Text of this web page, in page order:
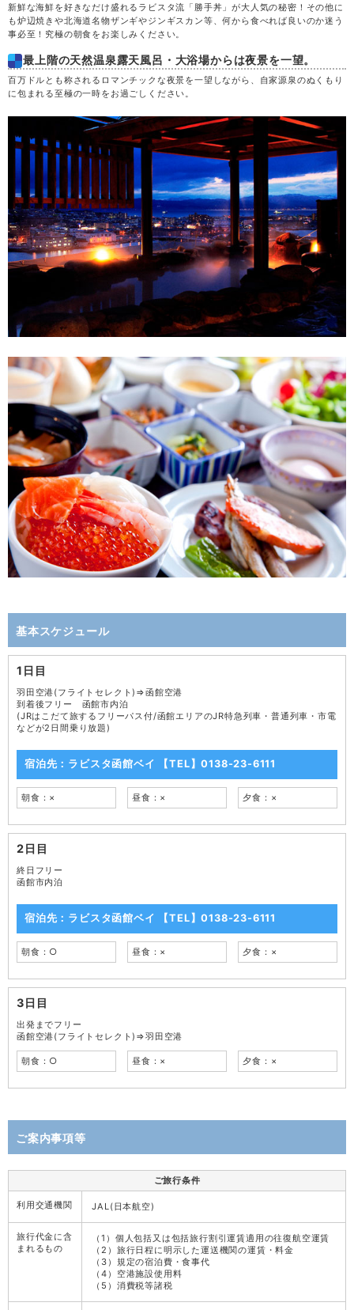
新鮮な海鮮を好きなだけ盛れるラビスタ流「勝手丼」が大人気の秘密！その他に
も炉辺焼きや北海道名物ザンギやジンギスカン等、何から食べれば良いのか迷う
事必至！究極の朝食をお楽しみください。
最上階の天然温泉露天風呂・大浴場からは夜景を一望。
百万ドルとも称されるロマンチックな夜景を一望しながら、自家源泉のぬくもり
に包まれる至極の一時をお過ごしください。
基本スケジュール
1日目
羽田空港(フライトセレクト)⇒函館空港
到着後フリー 函館市内泊
(JRはこだて旅するフリーパス付/函館エリアのJR特急列車・普通列車・市電
などが2日間乗り放題)
宿泊先：ラビスタ函館ベイ 【TEL】0138-23-6111
朝食：× 昼食：× 夕食：×
2日目
終日フリー
函館市内泊
宿泊先：ラビスタ函館ベイ 【TEL】0138-23-6111
朝食：○ 昼食：× 夕食：×
3日目
出発までフリー
函館空港(フライトセレクト)⇒羽田空港
朝食：○ 昼食：× 夕食：×
ご案内事項等
ご旅行条件
利用交通機関 JAL(日本航空)
旅行代金に含
まれるもの
（1）個人包括又は包括旅行割引運賃適用の往復航空運賃
（2）旅行日程に明示した運送機関の運賃・料金
（3）規定の宿泊費・食事代
（4）空港施設使用料
（5）消費税等諸税